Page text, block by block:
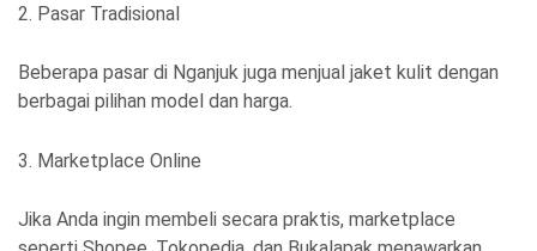
2. Pasar Tradisional
Beberapa pasar di Nganjuk juga menjual jaket kulit dengan
berbagai pilihan model dan harga.
3. Marketplace Online
Jika Anda ingin membeli secara praktis, marketplace